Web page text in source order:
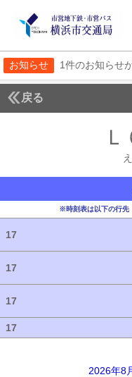
お知らせ 1件のお知らせ
戻る
※時刻表は以下の行先
17
17
17
17
2026年8